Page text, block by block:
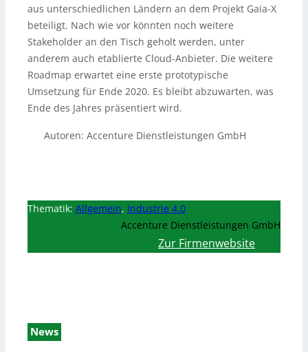
aus unterschiedlichen Ländern an dem Projekt Gaia-X
beteiligt. Nach wie vor könnten noch weitere
Stakeholder an den Tisch geholt werden, unter
anderem auch etablierte Cloud-Anbieter. Die weitere
Roadmap erwartet eine erste prototypische
Umsetzung für Ende 2020. Es bleibt abzuwarten, was
Ende des Jahres präsentiert wird.
Autoren: Accenture Dienstleistungen GmbH
Thematik: Allgemein, Industrie 4.0
Accenture Dienstleistungen GmbH
Zur Firmenwebsite
News